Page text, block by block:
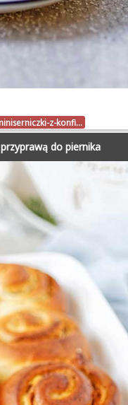
z-konfi…
do piernika